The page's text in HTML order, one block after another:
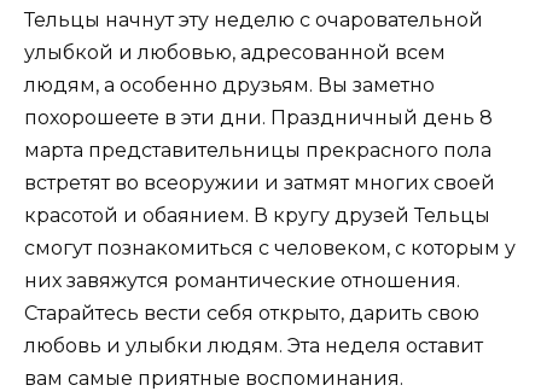
Тельцы начнут эту неделю с очаровательной
улыбкой и любовью, адресованной всем
людям, а особенно друзьям. Вы заметно
похорошеете в эти дни. Праздничный день 8
марта представительницы прекрасного пола
встретят во всеоружии и затмят многих своей
красотой и обаянием. В кругу друзей Тельцы
смогут познакомиться с человеком, с которым у
них завяжутся романтические отношения.
Старайтесь вести себя открыто, дарить свою
любовь и улыбки людям. Эта неделя оставит
вам самые приятные воспоминания.